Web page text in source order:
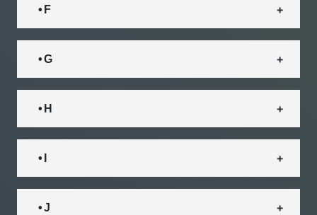
• F
• G
• H
• I
• J